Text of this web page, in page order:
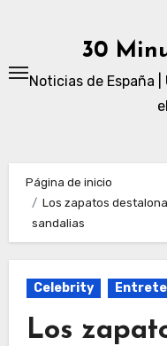
30
Noticias de España
Página de inicio
Los zapatos
sandalias
Celebrity
Los